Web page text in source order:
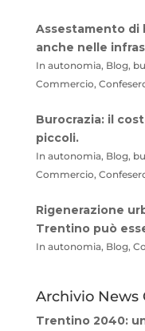
Assestamento di
anche nelle
In autonomia, Blog,
Commercio,
Burocrazia: il
piccoli.
In autonomia, Blog,
Commercio,
Rigenerazione
Trentino può
In autonomia, Blog,
Archivio News
Trentino 2040: